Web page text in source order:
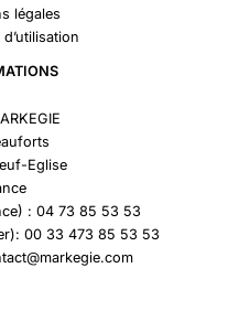
légales
Eglise
: 04 73 85 53 53
00 33 473 85 53 53